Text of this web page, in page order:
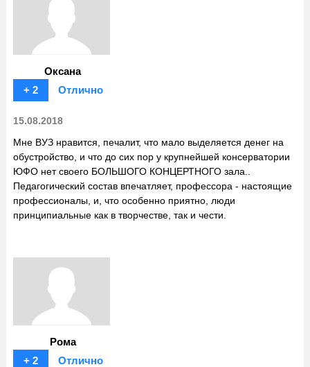
Оксана
+ 2
Отлично
15.08.2018
Мне ВУЗ нравится, печалит, что мало выделяется денег на
обустройство, и что до сих пор у крупнейшей консерватории
ЮФО нет своего БОЛЬШОГО КОНЦЕРТНОГО зала..
Педагогический состав впечатляет, профессора - настоящие
профессионалы, и, что особенно приятно, люди
принципиальные как в творчестве, так и чести.
Рома
+ 2
Отлично